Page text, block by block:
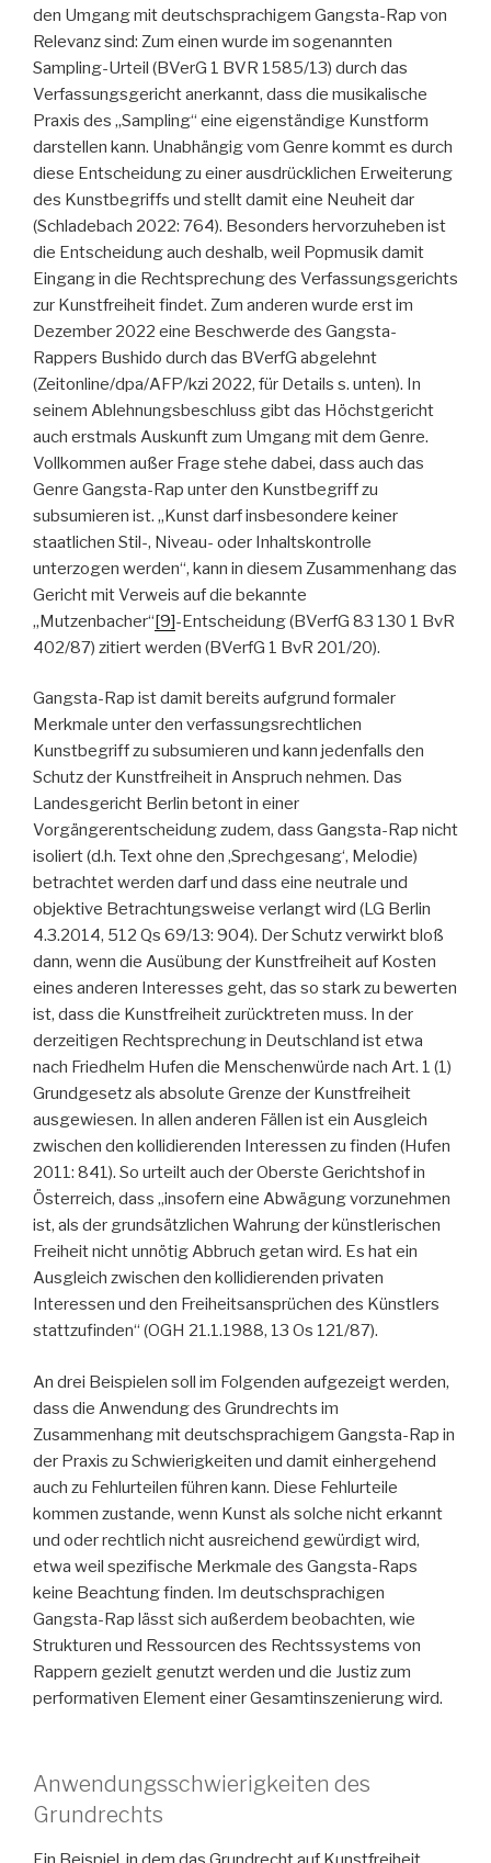
den Umgang mit deutschsprachigem Gangsta-Rap von
Relevanz sind: Zum einen wurde im sogenannten
Sampling-Urteil (BVerG 1 BVR 1585/13) durch das
Verfassungsgericht anerkannt, dass die musikalische
Praxis des „Sampling“ eine eigenständige Kunstform
darstellen kann. Unabhängig vom Genre kommt es durch
diese Entscheidung zu einer ausdrücklichen Erweiterung
des Kunstbegriffs und stellt damit eine Neuheit dar
(Schladebach 2022: 764). Besonders hervorzuheben ist
die Entscheidung auch deshalb, weil Popmusik damit
Eingang in die Rechtsprechung des Verfassungsgerichts
zur Kunstfreiheit findet. Zum anderen wurde erst im
Dezember 2022 eine Beschwerde des Gangsta-
Rappers Bushido durch das BVerfG abgelehnt
(Zeitonline/dpa/AFP/kzi 2022, für Details s. unten). In
seinem Ablehnungsbeschluss gibt das Höchstgericht
auch erstmals Auskunft zum Umgang mit dem Genre.
Vollkommen außer Frage stehe dabei, dass auch das
Genre Gangsta-Rap unter den Kunstbegriff zu
subsumieren ist. „Kunst darf insbesondere keiner
staatlichen Stil-, Niveau- oder Inhaltskontrolle
unterzogen werden“, kann in diesem Zusammenhang das
Gericht mit Verweis auf die bekannte
„Mutzenbacher“[9]-Entscheidung (BVerfG 83 130 1 BvR
402/87) zitiert werden (BVerfG 1 BvR 201/20).
Gangsta-Rap ist damit bereits aufgrund formaler
Merkmale unter den verfassungsrechtlichen
Kunstbegriff zu subsumieren und kann jedenfalls den
Schutz der Kunstfreiheit in Anspruch nehmen. Das
Landesgericht Berlin betont in einer
Vorgängerentscheidung zudem, dass Gangsta-Rap nicht
isoliert (d.h. Text ohne den ‚Sprechgesang‘, Melodie)
betrachtet werden darf und dass eine neutrale und
objektive Betrachtungsweise verlangt wird (LG Berlin
4.3.2014, 512 Qs 69/13: 904). Der Schutz verwirkt bloß
dann, wenn die Ausübung der Kunstfreiheit auf Kosten
eines anderen Interesses geht, das so stark zu bewerten
ist, dass die Kunstfreiheit zurücktreten muss. In der
derzeitigen Rechtsprechung in Deutschland ist etwa
nach Friedhelm Hufen die Menschenwürde nach Art. 1 (1)
Grundgesetz als absolute Grenze der Kunstfreiheit
ausgewiesen. In allen anderen Fällen ist ein Ausgleich
zwischen den kollidierenden Interessen zu finden (Hufen
2011: 841). So urteilt auch der Oberste Gerichtshof in
Österreich, dass „insofern eine Abwägung vorzunehmen
ist, als der grundsätzlichen Wahrung der künstlerischen
Freiheit nicht unnötig Abbruch getan wird. Es hat ein
Ausgleich zwischen den kollidierenden privaten
Interessen und den Freiheitsansprüchen des Künstlers
stattzufinden“ (OGH 21.1.1988, 13 Os 121/87).
An drei Beispielen soll im Folgenden aufgezeigt werden,
dass die Anwendung des Grundrechts im
Zusammenhang mit deutschsprachigem Gangsta-Rap in
der Praxis zu Schwierigkeiten und damit einhergehend
auch zu Fehlurteilen führen kann. Diese Fehlurteile
kommen zustande, wenn Kunst als solche nicht erkannt
und oder rechtlich nicht ausreichend gewürdigt wird,
etwa weil spezifische Merkmale des Gangsta-Raps
keine Beachtung finden. Im deutschsprachigen
Gangsta-Rap lässt sich außerdem beobachten, wie
Strukturen und Ressourcen des Rechtssystems von
Rappern gezielt genutzt werden und die Justiz zum
performativen Element einer Gesamtinszenierung wird.
Anwendungsschwierigkeiten des
Grundrechts